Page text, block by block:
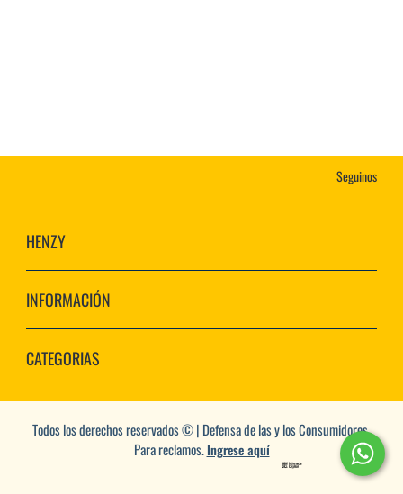
Seguinos
HENZY
INFORMACIÓN
CATEGORIAS
Todos los derechos reservados © | Defensa de las y los Consumidores.
Para reclamos.Ingrese aquí